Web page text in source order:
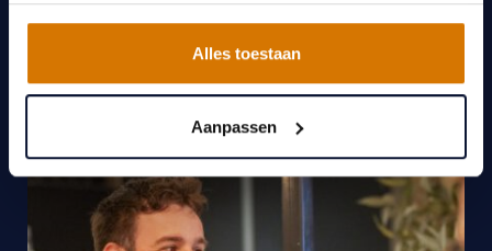
Alles toestaan
Aanpassen